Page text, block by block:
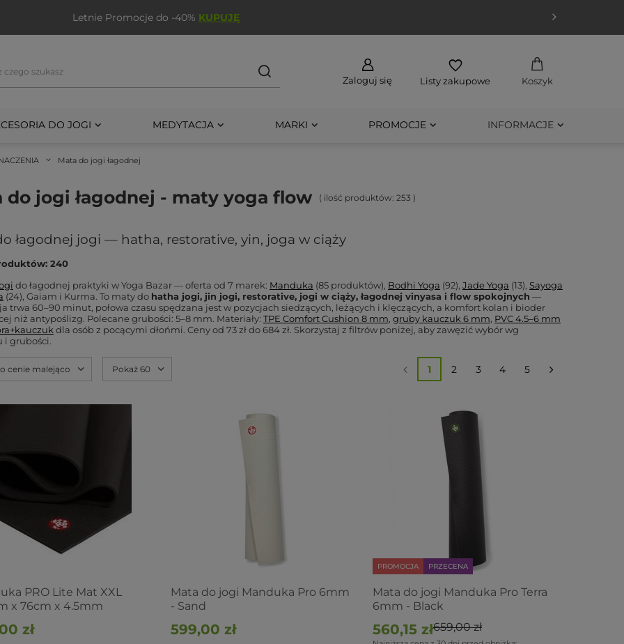
Letnie Promocje do -40% KUPUJĘ
Zaloguj się Listy zakupowe Koszyk
DO JOGI MEDYTACJA MARKI PROMOCJE INFORMACJE
Mata do jogi łagodnej
do jogi łagodnej - maty yoga flow ( ilość produktów: 253 )
łagodnej jogi — hatha, restorative, yin, joga w ciąży
240
do łagodnej praktyki w Yoga Bazar — oferta od 7 marek: Manduka (85 produktów), Bodhi Yoga (92), Jade Yoga (13), Sayoga
(24), Gaiam i Kurma. To maty do hatha jogi, jin jogi, restorative, jogi w ciąży, łagodnej vinyasa i flow spokojnych —
trwa 60–90 minut, połowa czasu spędzana jest w pozycjach siedzących, leżących i klęczących, a komfort kolan i bioder
niż antypoślizg. Polecane grubości: 5–8 mm. Materiały: TPE Comfort Cushion 8 mm, gruby kauczuk 6 mm, PVC 4.5–6 mm
dla osób z pocącymi dłońmi. Ceny od 73 zł do 684 zł. Skorzystaj z filtrów poniżej, aby zawęzić wybór wg
i grubości.
cenie malejąco Pokaż 60 1 2 3 4 5
PRO Lite Mat XXL
x 76cm x 4.5mm
zł
Mata do jogi Manduka Pro 6mm
- Sand
599,00 zł
PROMOCJA PRZECENA
Mata do jogi Manduka Pro Terra
6mm - Black
560,15 zł659,00 zł